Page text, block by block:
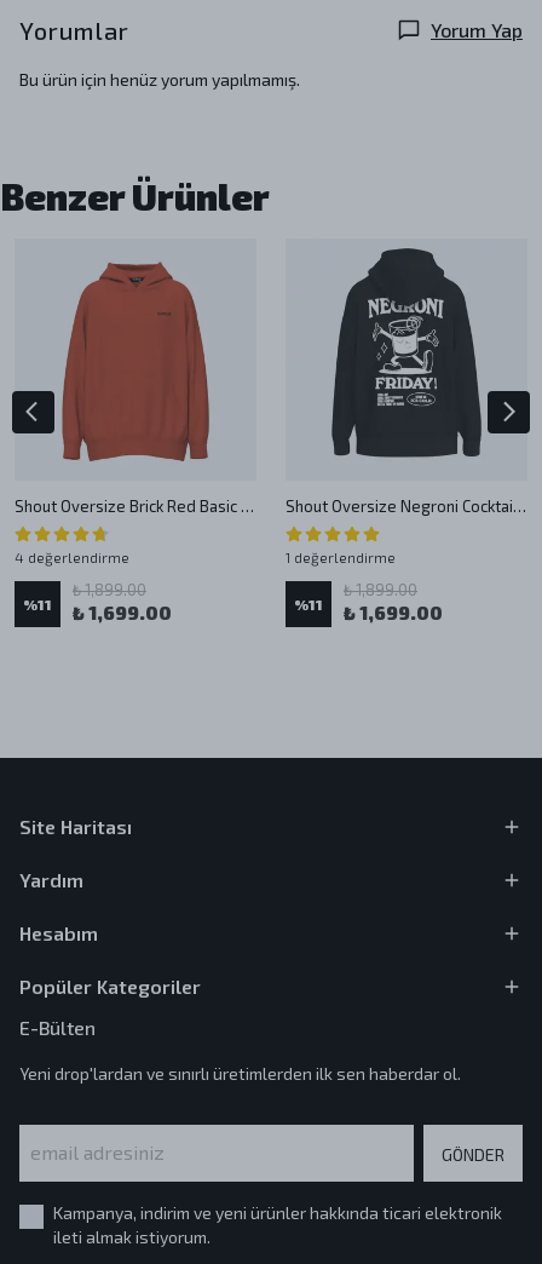
Yorumlar Yorum Yap
Bu ürün için henüz yorum yapılmamış.
Benzer Ürünler
Shout Oversize Brick Red Basic Unisex Oldschool Hoodie
4 değerlendirme
%11
₺ 1,899.00
₺ 1,699.00
Shout Oversize Negroni Cocktail Unisex Hoodie
1 değerlendirme
%11
₺ 1,899.00
₺ 1,699.00
Site Haritası
Yardım
Hesabım
Popüler Kategoriler
E-Bülten
Yeni drop'lardan ve sınırlı üretimlerden ilk sen haberdar ol.
GÖNDER
Kampanya, indirim ve yeni ürünler hakkında ticari elektronik
ileti almak istiyorum.